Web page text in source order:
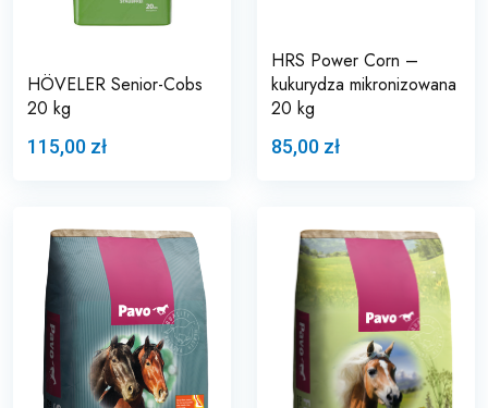
HÖVELER Senior-Cobs
20 kg
115,00 zł
HRS Power Corn –
kukurydza mikronizowana
20 kg
85,00 zł